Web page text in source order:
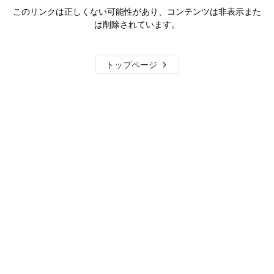
このリンクは正しくない可能性があり、コンテンツは非表示また
は削除されています。
トップページ